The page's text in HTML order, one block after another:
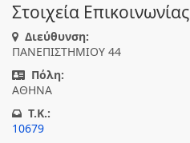
Στοιχεία Επικοινωνίας
Διεύθυνση:
ΠΑΝΕΠΙΣΤΗΜΙΟΥ 44
Πόλη:
ΑΘΗΝΑ
T.K.:
10679